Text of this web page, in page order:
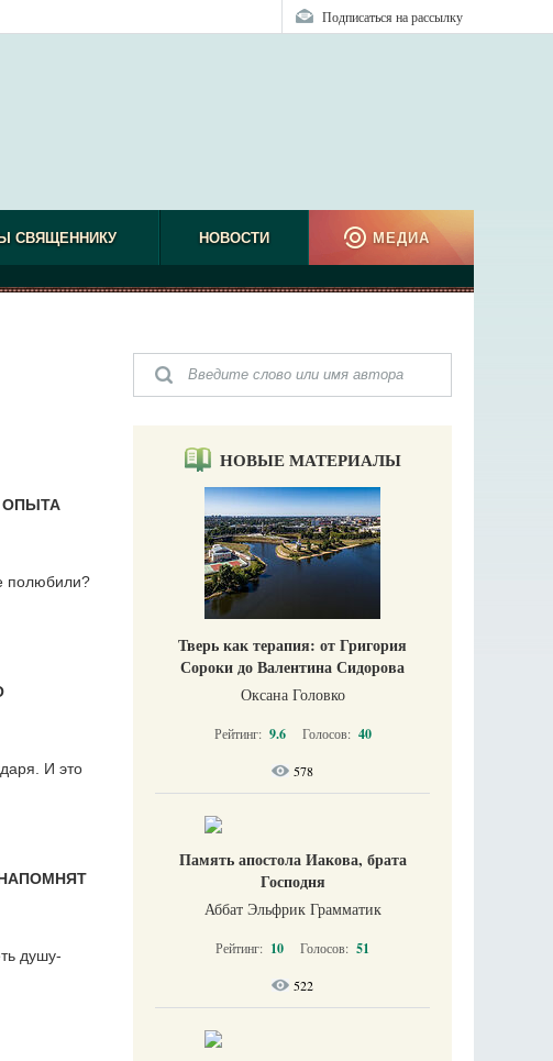
Подписаться на рассылку
СВЯЩЕННИКУ НОВОСТИ МЕДИА
ОПЫТА
полюбили?
И это
душу-
НОВЫЕ МАТЕРИАЛЫ
Тверь как терапия: от Григория
Сороки до Валентина Сидорова
Оксана Головко
Рейтинг: 9.6 Голосов: 40
578
Память апостола Иакова, брата
Господня
Аббат Эльфрик Грамматик
Рейтинг: 10 Голосов: 51
522